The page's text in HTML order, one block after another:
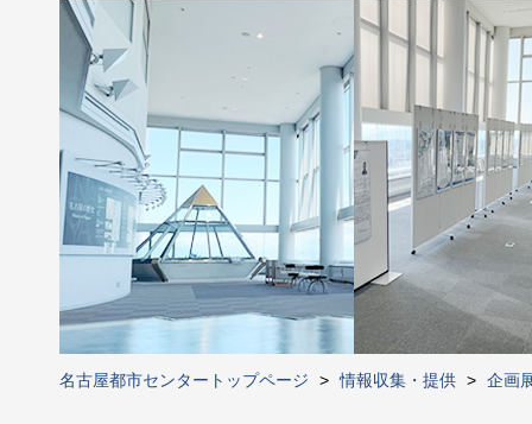
名古屋都市センタートップページ > 情報収集・提供 > 企画